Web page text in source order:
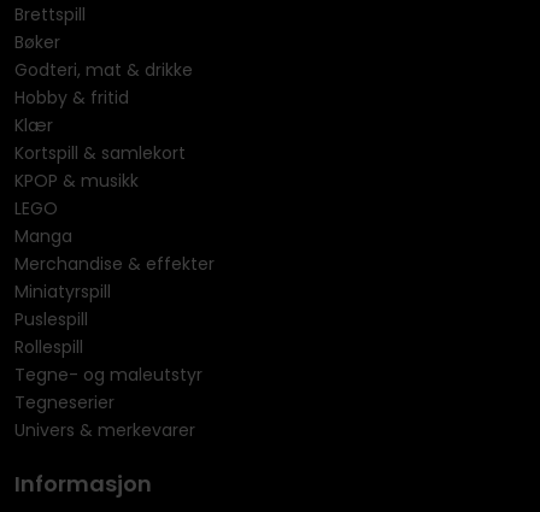
Brettspill
Bøker
Godteri, mat & drikke
Hobby & fritid
Klær
Kortspill & samlekort
KPOP & musikk
LEGO
Manga
Merchandise & effekter
Miniatyrspill
Puslespill
Rollespill
Tegne- og maleutstyr
Tegneserier
Univers & merkevarer
Informasjon